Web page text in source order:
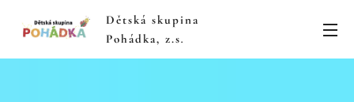
Dětská skupina
Pohádka, z.s.